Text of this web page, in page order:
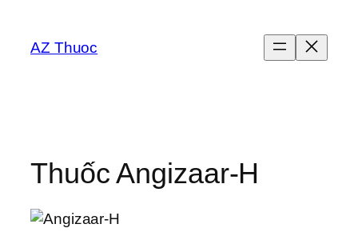
phầnAZ Thuoc
Thuốc Angizaar-H